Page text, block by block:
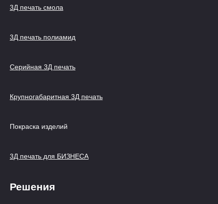
3Д печать смола
3Д печать полиамид
Серийная 3Д печать
Крупногабаритная 3Д печать
Покраска изделий
3Д печать для БИЗНЕСА
Решения